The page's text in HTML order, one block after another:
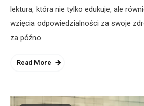
lektura, która nie tylko edukuje, ale
wzięcia odpowiedzialności za swoje
za późno.
Read More